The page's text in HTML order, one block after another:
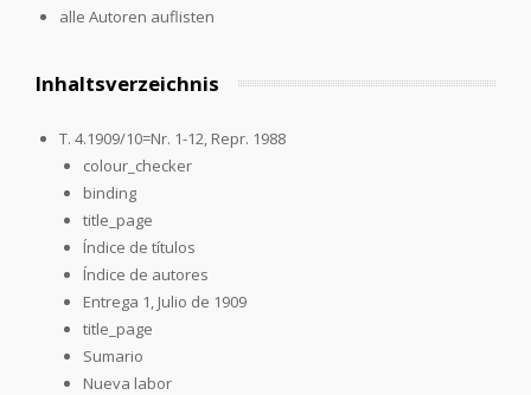
alle Autoren auflisten
Inhaltsverzeichnis
T. 4.1909/10=Nr. 1-12, Repr. 1988
colour_checker
binding
title_page
Índice de títulos
Índice de autores
Entrega 1, Julio de 1909
title_page
Sumario
Nueva labor